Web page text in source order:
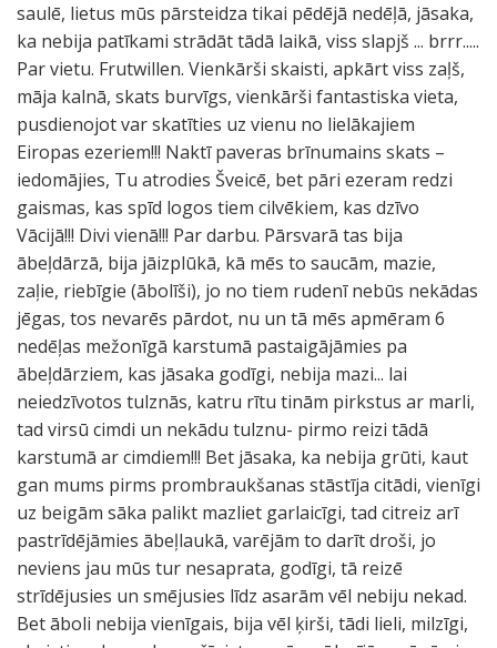
saulē, lietus mūs pārsteidza tikai pēdējā nedēļā, jāsaka,
ka nebija patīkami strādāt tādā laikā, viss slapjš ... brrr.....
Par vietu. Frutwillen. Vienkārši skaisti, apkārt viss zaļš,
māja kalnā, skats burvīgs, vienkārši fantastiska vieta,
pusdienojot var skatīties uz vienu no lielākajiem
Eiropas ezeriem!!! Naktī paveras brīnumains skats –
iedomājies, Tu atrodies Šveicē, bet pāri ezeram redzi
gaismas, kas spīd logos tiem cilvēkiem, kas dzīvo
Vācijā!!! Divi vienā!!! Par darbu. Pārsvarā tas bija
ābeļdārzā, bija jāizplūkā, kā mēs to saucām, mazie,
zaļie, riebīgie (ābolīši), jo no tiem rudenī nebūs nekādas
jēgas, tos nevarēs pārdot, nu un tā mēs apmēram 6
nedēļas mežonīgā karstumā pastaigājāmies pa
ābeļdārziem, kas jāsaka godīgi, nebija mazi... lai
neiedzīvotos tulznās, katru rītu tinām pirkstus ar marli,
tad virsū cimdi un nekādu tulznu- pirmo reizi tādā
karstumā ar cimdiem!!! Bet jāsaka, ka nebija grūti, kaut
gan mums pirms prombraukšanas stāstīja citādi, vienīgi
uz beigām sāka palikt mazliet garlaicīgi, tad citreiz arī
pastrīdējāmies ābeļlaukā, varējām to darīt droši, jo
neviens jau mūs tur nesaprata, godīgi, tā reizē
strīdējusies un smējusies līdz asarām vēl nebiju nekad.
Bet āboli nebija vienīgais, bija vēl ķirši, tādi lieli, milzīgi,